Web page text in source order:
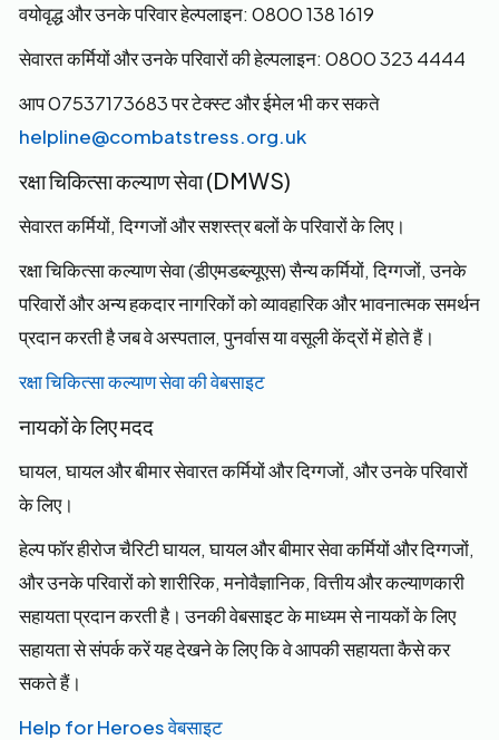
वयोवृद्ध और उनके परिवार हेल्पलाइन: 0800 138 1619
सेवारत कर्मियों और उनके परिवारों की हेल्पलाइन: 0800 323 4444
आप 07537173683 पर टेक्स्ट और ईमेल भी कर सकते
helpline@combatstress.org.uk
रक्षा चिकित्सा कल्याण सेवा (DMWS)
सेवारत कर्मियों, दिग्गजों और सशस्त्र बलों के परिवारों के लिए।
रक्षा चिकित्सा कल्याण सेवा (डीएमडब्ल्यूएस) सैन्य कर्मियों, दिग्गजों, उनके
परिवारों और अन्य हकदार नागरिकों को व्यावहारिक और भावनात्मक समर्थन
प्रदान करती है जब वे अस्पताल, पुनर्वास या वसूली केंद्रों में होते हैं।
रक्षा चिकित्सा कल्याण सेवा की वेबसाइट
नायकों के लिए मदद
घायल, घायल और बीमार सेवारत कर्मियों और दिग्गजों, और उनके परिवारों
के लिए।
हेल्प फॉर हीरोज चैरिटी घायल, घायल और बीमार सेवा कर्मियों और दिग्गजों,
और उनके परिवारों को शारीरिक, मनोवैज्ञानिक, वित्तीय और कल्याणकारी
सहायता प्रदान करती है। उनकी वेबसाइट के माध्यम से नायकों के लिए
सहायता से संपर्क करें यह देखने के लिए कि वे आपकी सहायता कैसे कर
सकते हैं।
Help for Heroes वेबसाइट